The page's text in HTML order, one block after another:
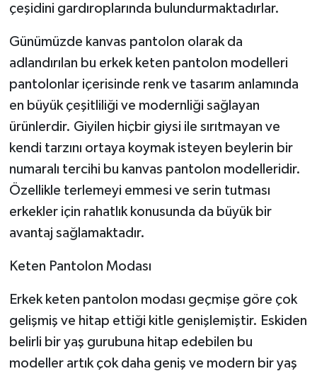
çeşidini gardıroplarında bulundurmaktadırlar.
Günümüzde kanvas pantolon olarak da
adlandırılan bu erkek keten pantolon modelleri
pantolonlar içerisinde renk ve tasarım anlamında
en büyük çeşitliliği ve modernliği sağlayan
ürünlerdir. Giyilen hiçbir giysi ile sırıtmayan ve
kendi tarzını ortaya koymak isteyen beylerin bir
numaralı tercihi bu kanvas pantolon modelleridir.
Özellikle terlemeyi emmesi ve serin tutması
erkekler için rahatlık konusunda da büyük bir
avantaj sağlamaktadır.
Keten Pantolon Modası
Erkek keten pantolon modası geçmişe göre çok
gelişmiş ve hitap ettiği kitle genişlemiştir. Eskiden
belirli bir yaş gurubuna hitap edebilen bu
modeller artık çok daha geniş ve modern bir yaş